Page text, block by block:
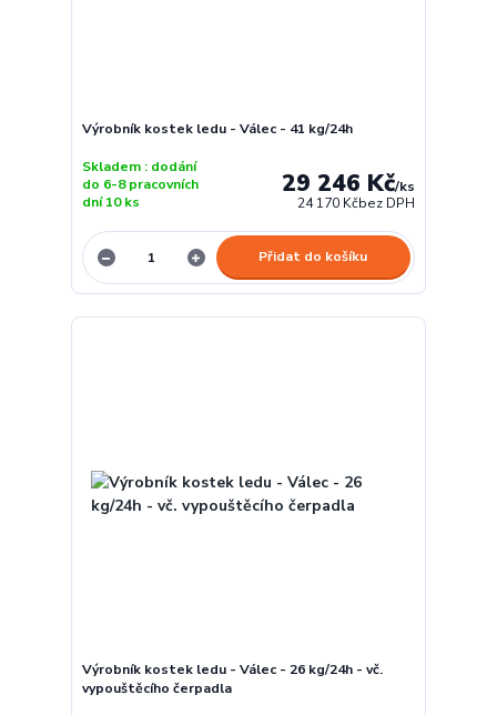
Výrobník kostek ledu - Válec - 41 kg/24h
29 246 Kč/ks
24 170 Kčbez DPH
Skladem : dodání
do 6-8 pracovních
dní 10 ks
Přidat do košíku
Výrobník kostek ledu - Válec - 26 kg/24h - vč.
vypouštěcího čerpadla